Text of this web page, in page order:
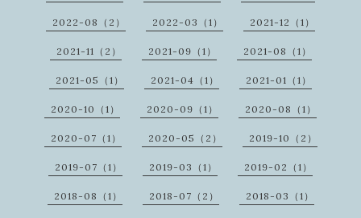
2022-08（2） 2022-03（1） 2021-12（1）
2021-11（2） 2021-09（1） 2021-08（1）
2021-05（1） 2021-04（1） 2021-01（1）
2020-10（1） 2020-09（1） 2020-08（1）
2020-07（1） 2020-05（2） 2019-10（2）
2019-07（1） 2019-03（1） 2019-02（1）
2018-08（1） 2018-07（2） 2018-03（1）